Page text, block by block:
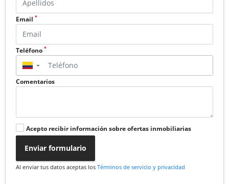
Email *
Teléfono *
▼
Comentarios
Acepto recibir información sobre ofertas inmobiliarias
Enviar formulario
Al enviar tus datos aceptas los Términos de servicio y privacidad